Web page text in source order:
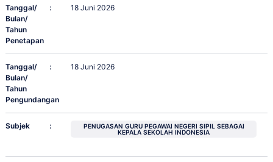
Tanggal/
Bulan/
Tahun
Penetapan
: 18 Juni 2026
Tanggal/
Bulan/
Tahun
Pengundangan
: 18 Juni 2026
Subjek :
PENUGASAN GURU PEGAWAI NEGERI SIPIL SEBAGAI
KEPALA SEKOLAH INDONESIA